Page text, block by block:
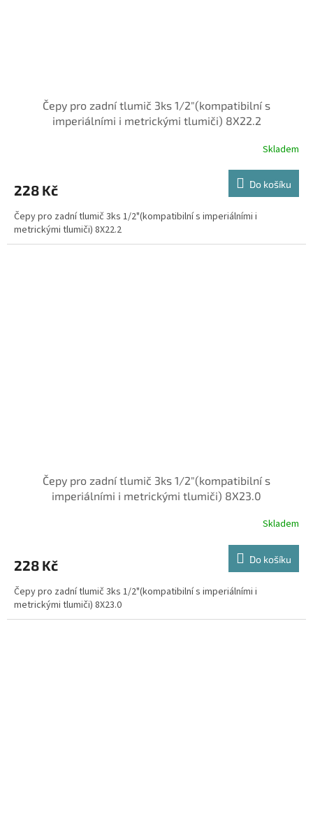
Čepy pro zadní tlumič 3ks 1/2"(kompatibilní s
imperiálními i metrickými tlumiči) 8X22.2
Skladem
228 Kč Do košíku
Čepy pro zadní tlumič 3ks 1/2"(kompatibilní s imperiálními i
metrickými tlumiči) 8X22.2
Čepy pro zadní tlumič 3ks 1/2"(kompatibilní s
imperiálními i metrickými tlumiči) 8X23.0
Skladem
228 Kč Do košíku
Čepy pro zadní tlumič 3ks 1/2"(kompatibilní s imperiálními i
metrickými tlumiči) 8X23.0